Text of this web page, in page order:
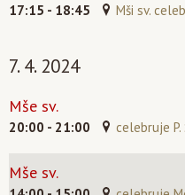
17:15 - 18:45 Mši sv.
7. 4. 2024
Mše sv.
20:00 - 21:00 celebruje P.
Mše sv.